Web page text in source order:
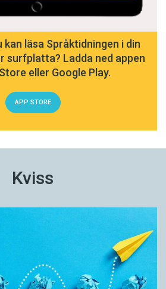
kan läsa Språktidningen i din
surfplatta? Ladda ned appen
eller Google Play.
APP STORE
Kviss